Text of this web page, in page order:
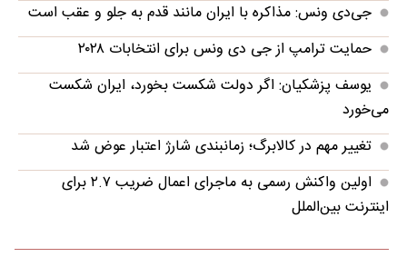
جی‌دی ونس: مذاکره با ایران مانند قدم به جلو و عقب است
حمایت ترامپ از جی دی ونس برای انتخابات ۲۰۲۸
یوسف پزشکیان: اگر دولت شکست بخورد، ایران شکست
می‌خورد
تغییر مهم در کالابرگ؛ زمانبندی‌ شارژ اعتبار عوض شد
اولین واکنش رسمی به ماجرای اعمال ضریب ۲.۷ برای
اینترنت بین‌الملل